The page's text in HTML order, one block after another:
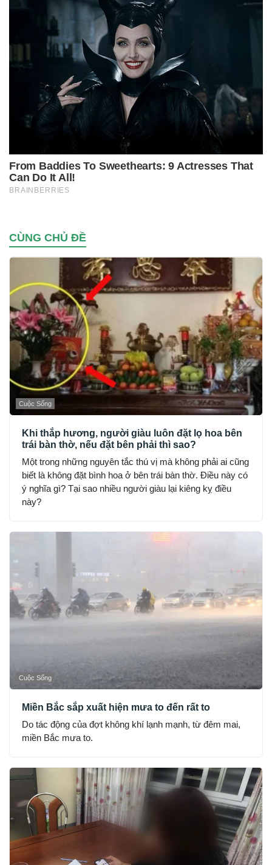
CÙNG CHỦ ĐỀ
Cuộc Sống
Khi thắp hương, người giàu luôn đặt lọ hoa bên
trái bàn thờ, nếu đặt bên phải thì sao?
Một trong những nguyên tắc thú vị mà không phải ai cũng
biết là không đặt bình hoa ở bên trái bàn thờ. Điều này có
ý nghĩa gì? Tại sao nhiều người giàu lại kiêng kỵ điều
này?
Cuộc Sống
Miền Bắc sắp xuất hiện mưa to đến rất to
Do tác động của đợt không khí lạnh mạnh, từ đêm mai,
miền Bắc mưa to.